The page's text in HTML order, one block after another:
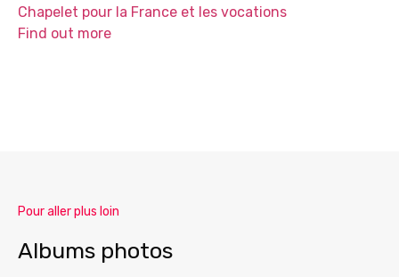
Chapelet pour la France et les vocations
Find out more
Pour aller plus loin
Albums photos